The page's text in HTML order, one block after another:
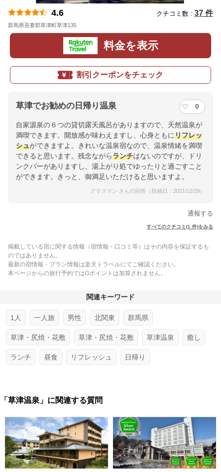
4.6 クチコミ数 : 37 件
群馬県吾妻郡草津町草津135
料金を表示
割引クーポンをチェック
草津でお勧めの日帰り温泉 0
自家源泉の６つの貸切露天風呂がありますので、天然温泉が
満喫できます。開放感が味わえますし、心身ともにリフレッ
シュができますよ。きれいな温泉宿なので、温泉情緒を満喫
できると思います。残念ながらランチはないのですが、ドリ
ンクバーがありますし、湯上がり処でゆったりと過ごすこと
ができます。きっと、御満足いただけると思いますよ。
グラスマン さんの回答（投稿日：2021/12/29）
通報する
すべてのクチコミ(1 件)をみる
掲載している宿に関する情報（宿情報・口コミ等）はその内容を保証するも
のではありません。
最新の宿情報・プラン情報は楽天トラベルにてご確認ください。
本ページからの旅行予約ではGポイントは加算されません。
関連キーワード
1人 一人旅 男性 北関東 群馬県
草津・尻焼・花敷 草津・尻焼・花敷 草津温泉 癒し
ランチ 昼食 リフレッシュ 日帰り
「草津温泉」に関連する質問